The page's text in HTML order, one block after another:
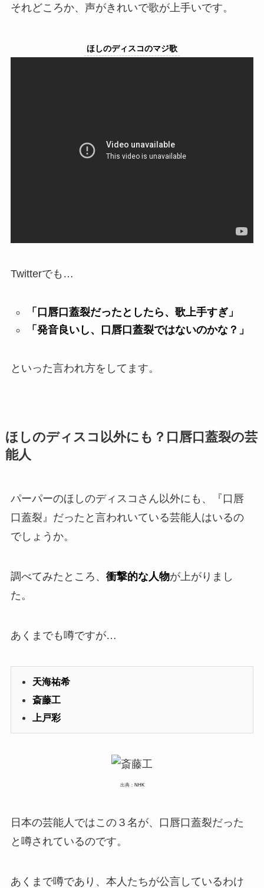
それどころか、声がきれいで歌が上手いです。
ほしのディスコのマジ歌
Twitterでも…
「口唇口蓋裂だったとしたら、歌上手すぎ」
「発音良いし、口唇口蓋裂ではないのかな？」
といった言われ方をしてます。
ほしのディスコ以外にも？口唇口蓋裂の芸
能人
パーパーのほしのディスコさん以外にも、『口唇
口蓋裂』だったと言われいている芸能人はいるの
でしょうか。
調べてみたところ、 衝撃的な人物が上がりまし
た。
あくまでも噂ですが…
天海祐希
斎藤工
上戸彩
出典： NHK
日本の芸能人ではこの３名が、口唇口蓋裂だった
と噂されているのです。
あくまで噂であり、本人たちが公言しているわけ